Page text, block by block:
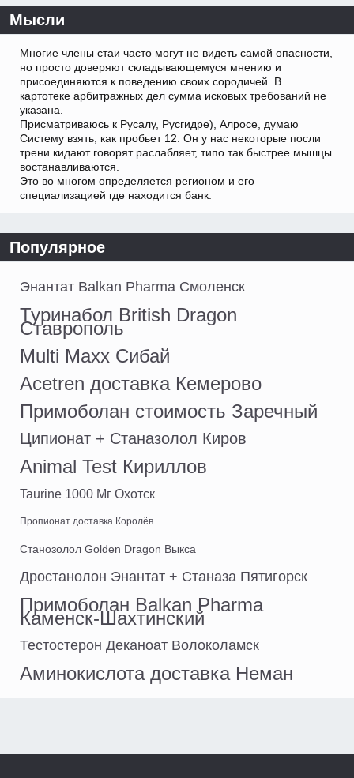
Мысли
Многие члены стаи часто могут не видеть самой опасности,
но просто доверяют складывающемуся мнению и
присоединяются к поведению своих сородичей. В
картотеке арбитражных дел сумма исковых требований не
указана.
Присматриваюсь к Русалу, Русгидре), Алросе, думаю
Систему взять, как пробьет 12. Он у нас некоторые посли
трени кидают говорят раслабляет, типо так быстрее мышцы
востанавливаются.
Это во многом определяется регионом и его
специализацией где находится банк.
Популярное
Энантат Balkan Pharma Смоленск
Туринабол British Dragon
Ставрополь
Multi Maxx Сибай
Acetren доставка Кемерово
Примоболан стоимость Заречный
Ципионат + Станазолол Киров
Animal Test Кириллов
Taurine 1000 Мг Охотск
Пропионат доставка Королёв
Cтанозолол Golden Dragon Выкса
Дростанолон Энантат + Станаза Пятигорск
Примоболан Balkan Pharma
Каменск-Шахтинский
Тестостерон Деканоат Волоколамск
Аминокислота доставка Неман